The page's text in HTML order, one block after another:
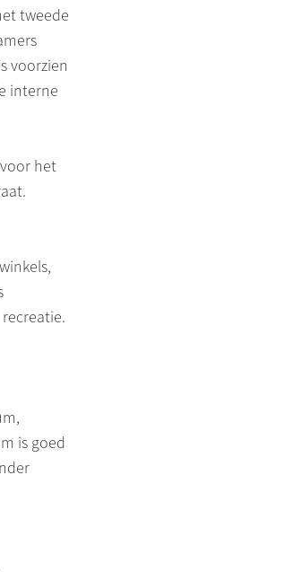
tweede
voorzien
interne
het
is goed